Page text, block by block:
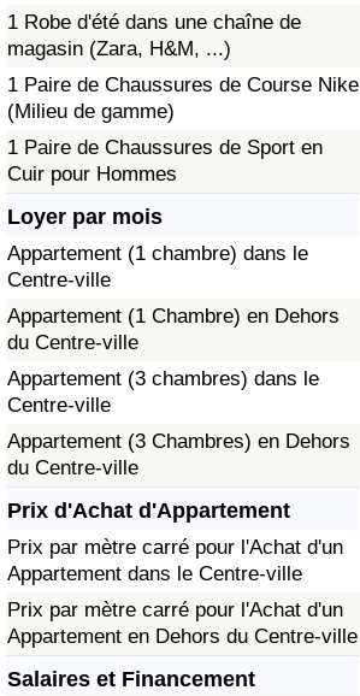
1 Robe d'été dans une chaîne de
magasin (Zara, H&M, ...)
1 Paire de Chaussures de Course Nike
(Milieu de gamme)
1 Paire de Chaussures de Sport en
Cuir pour Hommes
Loyer par mois
Appartement (1 chambre) dans le
Centre-ville
Appartement (1 Chambre) en Dehors
du Centre-ville
Appartement (3 chambres) dans le
Centre-ville
Appartement (3 Chambres) en Dehors
du Centre-ville
Prix d'Achat d'Appartement
Prix par mètre carré pour l'Achat d'un
Appartement dans le Centre-ville
Prix par mètre carré pour l'Achat d'un
Appartement en Dehors du Centre-ville
Salaires et Financement